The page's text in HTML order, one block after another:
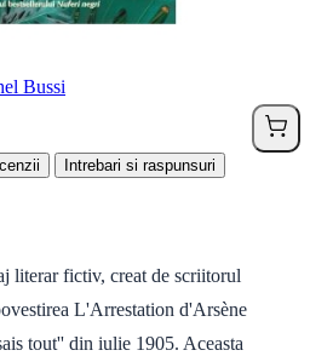
Bussi
Intrebari si raspunsuri
literar fictiv, creat de scriitorul
L'Arrestation d'Arsène
tout'' din iulie 1905. Aceasta